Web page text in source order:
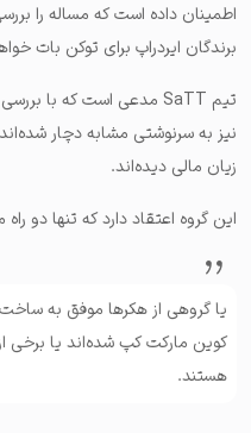
اطمینان داده است که مساله را
برندگان ایردراپ برای توکن بات
زیان مالی دیده‌اند.
این گروه اعتقاد دارد که تنها دو
یا گروهی از هکرها موفق به
کوین مارکت کپ شده‌اند یا برخی
هستند.